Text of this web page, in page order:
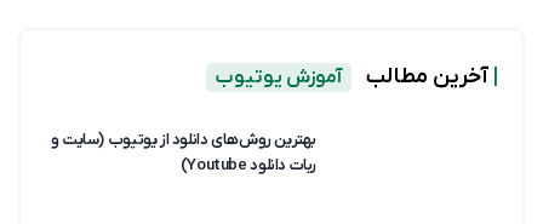
آخرین مطالب آموزش یوتیوب
بهترین روش‌های دانلود از یوتیوب (سایت و
ربات دانلود Youtube)